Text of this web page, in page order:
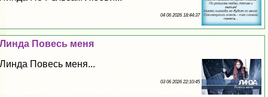
04 06 2026 18:44:37
Линда Повесь меня
Линда Повесь меня...
03 06 2026 22:10:45